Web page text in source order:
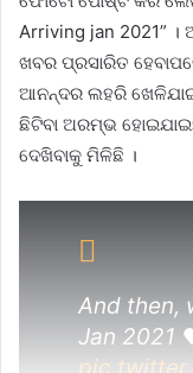
Arriving jan 2021”
ଖବର ପ୍ରସାରିତ
ଆନନ୍ଦର ଲହରି
ଛିଟିବା ଅରମ୍ଭ
ଦେଖିବାକୁ ମିଳିଛି ।
And then,
Jan 2021